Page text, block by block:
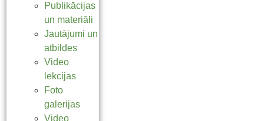
Publikācijas
un materiāli
Jautājumi un
atbildes
Video
lekcijas
Foto
galerijas
Video